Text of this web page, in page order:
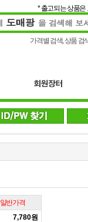
* 출고되는 상품은
가격별 검색, 상품 검
일반가격
7,780원